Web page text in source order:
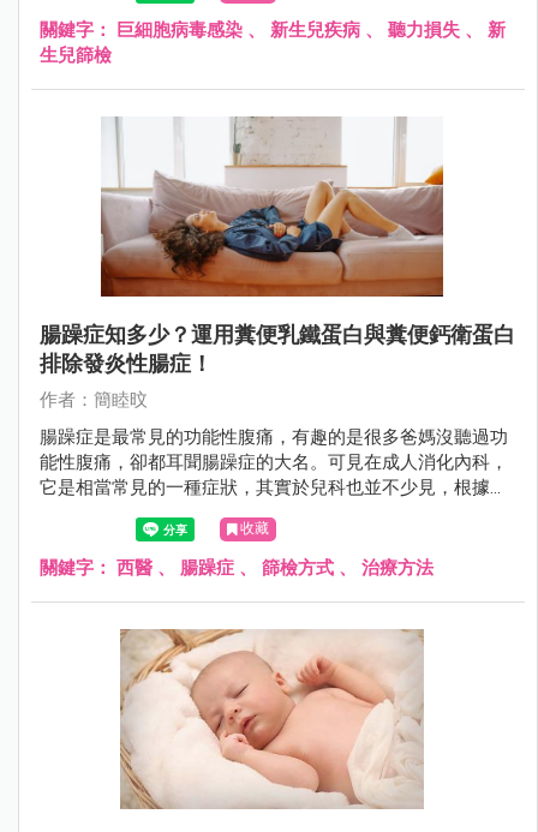
關鍵字： 巨細胞病毒感染 、 新生兒疾病 、 聽力損失 、 新
生兒篩檢
腸躁症知多少？運用糞便乳鐵蛋白與糞便鈣衛蛋白
排除發炎性腸症！
作者：簡睦旼
腸躁症是最常見的功能性腹痛，有趣的是很多爸媽沒聽過功
能性腹痛，卻都耳聞腸躁症的大名。可見在成人消化內科，
它是相當常見的一種症狀，其實於兒科也並不少見，根據統
計亞洲孩子腸躁症的盛行率平均有15.8%。
收藏
關鍵字： 西醫 、 腸躁症 、 篩檢方式 、 治療方法